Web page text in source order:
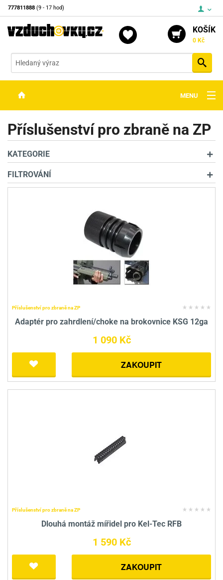
777811888 (9 - 17 hod)
KOŠÍK
0 Kč
MENU
OPTIKA
STŘELIVO
PŘÍSLUŠENSTVÍ
Příslušenství pro zbraně na ZP
KATEGORIE
FILTROVÁNÍ
Příslušenství pro zbraně na ZP
Adaptér pro zahrdlení/choke na brokovnice KSG 12ga
1 090 Kč
ZAKOUPIT
Příslušenství pro zbraně na ZP
Dlouhá montáž mířidel pro Kel-Tec RFB
1 590 Kč
ZAKOUPIT